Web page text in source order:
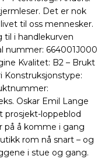
Det er nok
til oss mennesker.
til i handlekurven
nummer: 664001J000
Kvalitet: B2 – Brukt
Konstruksjonstype:
Oskar Emil Lange
prosjekt-loppeblod
på å komme i gang
rom nå snart – og
i stue og gang.